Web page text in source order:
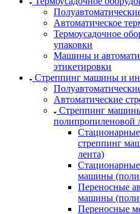
Автоматическое
Термоусадочное
упаковки
Машины и
этикетировки
Стреппинг машины и
Автоматические
Стреппинг
полипропиленовой
стреппинг
лента)
Стационарные
машины
Переносные
машины
Переносные